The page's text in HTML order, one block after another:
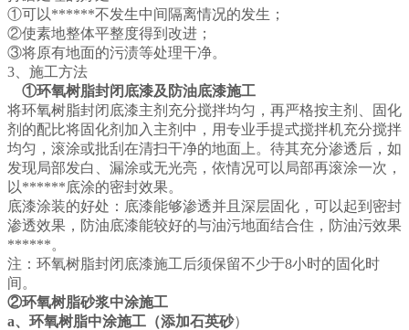
①可以******不发生中间隔离情况的发生；
②使素地整体平整度得到改进；
③将原有地面的污渍等处理干净。
3、施工方法
①环氧树脂封闭底漆及防油底漆施工
将环氧树脂封闭底漆主剂充分搅拌均匀，再严格按主剂、固化
剂的配比将固化剂加入主剂中，用专业手提式搅拌机充分搅拌
均匀，滚涂或批刮在清扫干净的地面上。待其充分渗透后，如
发现局部发白、漏涂或无光亮，依情况可以局部再滚涂一次，
以******底涂的密封效果。
底漆涂装的好处：底漆能够渗透并且深层固化，可以起到密封
渗透效果，防油底漆能较好的与油污地面结合住，防油污效果
******。
注：环氧树脂封闭底漆施工后须保留不少于8小时的固化时
间。
②环氧树脂砂浆中涂施工
a、环氧树脂中涂施工（添加石英砂）